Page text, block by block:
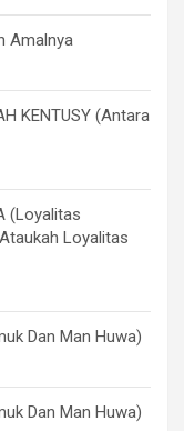
Amalnya
KENTUSY (Antara
(Loyalitas
Loyalitas
Dan Man Huwa)
Dan Man Huwa)